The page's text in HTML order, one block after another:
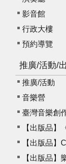
影音館
行政大樓
預約導覽
推廣/活動/
推廣/活動
音樂營
臺灣音樂創
【出版品】
【出版品】
【出版品】